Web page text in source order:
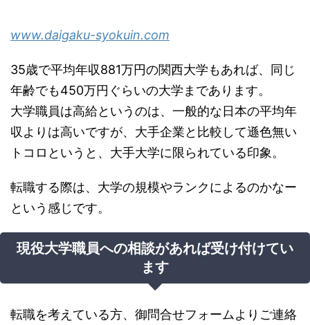
www.daigaku-syokuin.com
35歳で平均年収881万円の関西大学もあれば、同じ
年齢でも450万円ぐらいの大学まであります。
大学職員は高給というのは、一般的な日本の平均年
収よりは高いですが、大手企業と比較して遜色無い
トコロというと、大手大学に限られている印象。
転職する際は、大学の規模やランクによるのかなー
という感じです。
現役大学職員への相談があれば受け付けてい
ます
転職を考えている方、御問合せフォームよりご連絡